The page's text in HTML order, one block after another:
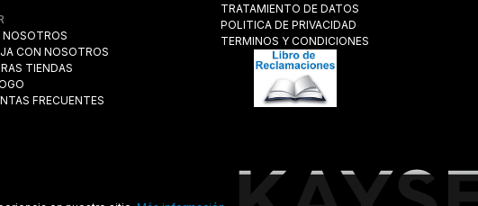
NOSOTROS
CON NOSOTROS
TIENDAS
FRECUENTES
TRATAMIENTO DE DATOS
POLITICA DE PRIVACIDAD
TERMINOS Y CONDICIONES